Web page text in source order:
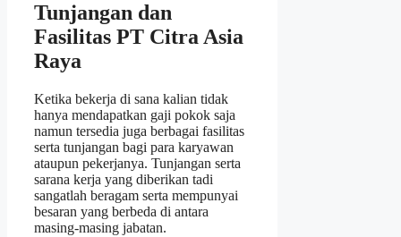
Tunjangan dan
Fasilitas PT Citra Asia
Raya
Ketika bekerja di sana kalian tidak
hanya mendapatkan gaji pokok saja
namun tersedia juga berbagai fasilitas
serta tunjangan bagi para karyawan
ataupun pekerjanya. Tunjangan serta
sarana kerja yang diberikan tadi
sangatlah beragam serta mempunyai
besaran yang berbeda di antara
masing-masing jabatan.